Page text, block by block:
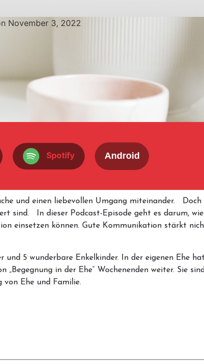
November 3, 2022
Spotify Android
und einen liebevollen Umgang miteinander.
sind. In dieser Podcast-Episode geht es darum, wie
einsetzen können. Gute Kommunikation stärkt
und 5 wunderbare Enkelkinder. In der eigenen Ehe
in der Ehe“ Wochenenden weiter. Sie
von Ehe und Familie.